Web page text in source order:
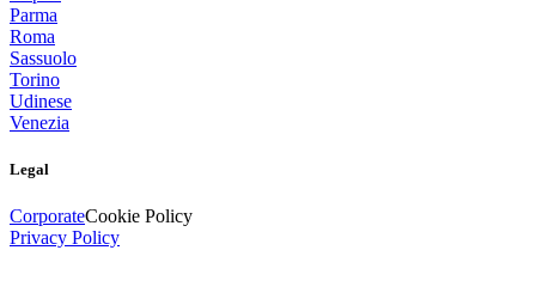
Parma
Roma
Sassuolo
Torino
Udinese
Venezia
Legal
CorporateCookie Policy
Privacy Policy